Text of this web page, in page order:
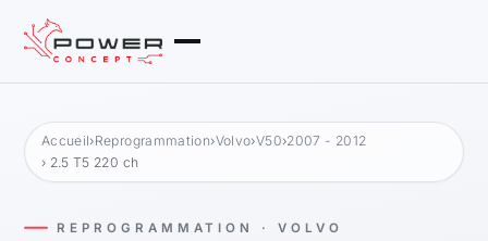
Accueil›Reprogrammation›Volvo›V50›2007 - 2012
› 2.5 T5 220 ch
REPROGRAMMATION · VOLVO